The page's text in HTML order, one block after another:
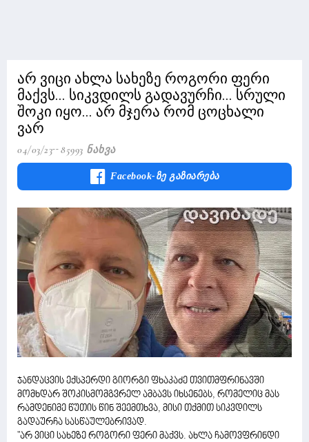
არ ვიცი ახლა სახეზე როგორი ფერი
მაქვს... სიკვდილს გადავურჩი... სრული
შოკი იყო... არ მჯერა რომ ცოცხალი
ვარ
04/03/23 85993 Ნახვა
Facebook-Ზე Გაზიარება
ჯანდაცვის ექსპერდი გიორგი ფხაკაძე თვითმფრინავში
მომხდარ შოკისმომგვრელ ამბავს იხსენებს, რომელიც მას
რამდენიმე წუთის წინ შეემთხვა, მისი თქმით სიკვდილს
გადაურჩა სასწაულებრივად.
"არ ვიცი სახეზე როგორი ფერი მაქვს. ახლა ჩამოვფრინდი